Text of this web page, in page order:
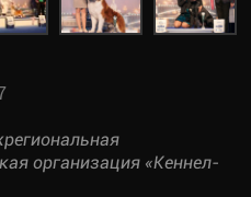
организация «Кеннел-